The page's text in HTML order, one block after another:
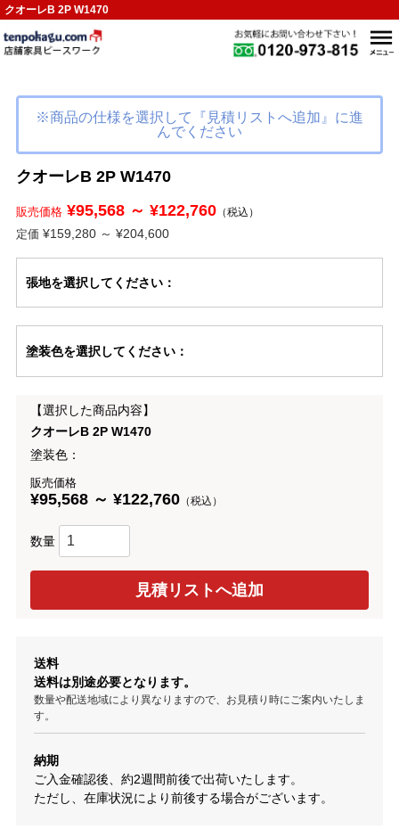
クオーレB 2P W1470
※商品の仕様を選択して『見積リストへ追加』に進
んでください
クオーレB 2P W1470
販売価格¥95,568 ～ ¥122,760（税込）
定価 ¥159,280 ～ ¥204,600
張地を選択してください：
塗装色を選択してください：
【選択した商品内容】
クオーレB 2P W1470
塗装色：
販売価格
¥95,568 ～ ¥122,760（税込）
数量
送料
送料は別途必要となります。
数量や配送地域により異なりますので、お見積り時にご案内いたしま
す。
納期
ご入金確認後、約2週間前後で出荷いたします。
ただし、在庫状況により前後する場合がございます。